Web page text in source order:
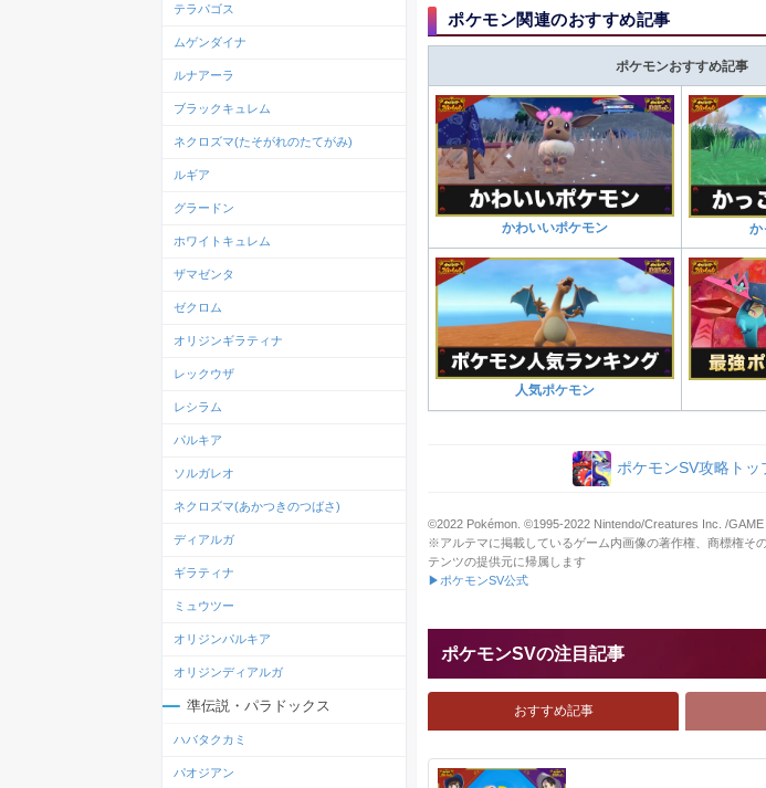
ポケモン関連のおすすめ記事
ポケモンおすすめ記事
かわいいポケモン か
人気ポケモン
ポケモンSV攻略トッ
©2022 Pokémon. ©1995-2022 Nintendo/Creatures Inc. /GAME
※アルテマに掲載しているゲーム内画像の著作権、商標権そ
テンツの提供元に帰属します
▶ポケモンSV公式
ポケモンSVの注目記事
おすすめ記事
テラパゴス
ムゲンダイナ
ルナアーラ
ブラックキュレム
ネクロズマ(たそがれのたてがみ)
ルギア
グラードン
ホワイトキュレム
ザマゼンタ
ゼクロム
オリジンギラティナ
レックウザ
レシラム
パルキア
ソルガレオ
ネクロズマ(あかつきのつばさ)
ディアルガ
ギラティナ
ミュウツー
オリジンパルキア
オリジンディアルガ
準伝説・パラドックス
ハバタクカミ
パオジアン